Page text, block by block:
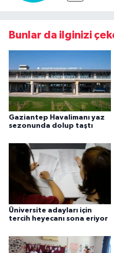
Bunlar da ilginizi
Gaziantep Havalimanı yaz
sezonunda dolup taştı
Üniversite adayları için
tercih heyecanı sona eriyor